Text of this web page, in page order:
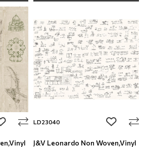
add to wishlist
LD23040 add to
J&V Leonardo Non Woven,Vinyl